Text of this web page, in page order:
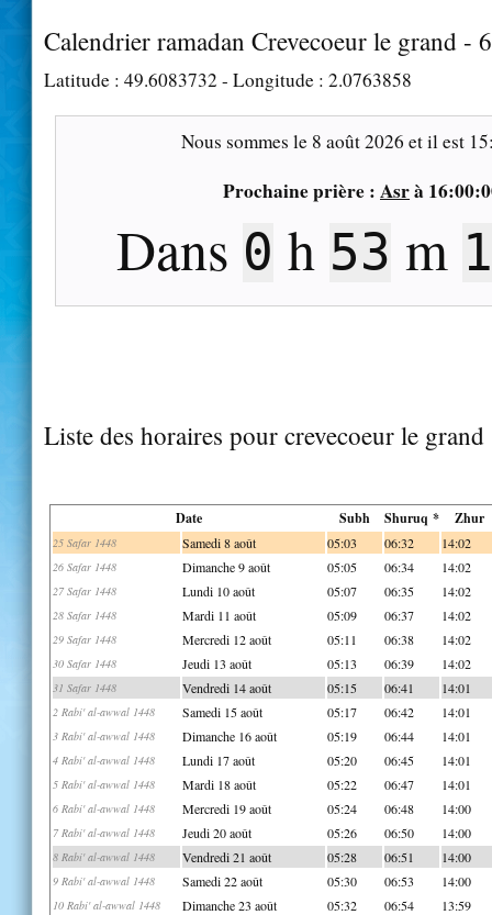
Calendrier ramadan Crevecoeur le grand -
Latitude : 49.6083732 - Longitude : 2.0763858
Nous sommes le 8 août 2026 et il est
Prochaine prière : Asrà
Dans 0 h 53 m
Liste des horaires pour crevecoeur le grand
Date Subh Shuruq * Zhur
25 Safar 1448 Samedi 8 août 05:03 06:32 14:02
26 Safar 1448 Dimanche 9 août 05:05 06:34 14:02
27 Safar 1448 Lundi 10 août 05:07 06:35 14:02
28 Safar 1448 Mardi 11 août 05:09 06:37 14:02
29 Safar 1448 Mercredi 12 août 05:11 06:38 14:02
30 Safar 1448 Jeudi 13 août 05:13 06:39 14:02
31 Safar 1448 Vendredi 14 août 05:15 06:41 14:01
2 Rabi' al-awwal 1448 Samedi 15 août 05:17 06:42 14:01
3 Rabi' al-awwal 1448 Dimanche 16 août 05:19 06:44 14:01
4 Rabi' al-awwal 1448 Lundi 17 août 05:20 06:45 14:01
5 Rabi' al-awwal 1448 Mardi 18 août 05:22 06:47 14:01
6 Rabi' al-awwal 1448 Mercredi 19 août 05:24 06:48 14:00
7 Rabi' al-awwal 1448 Jeudi 20 août 05:26 06:50 14:00
8 Rabi' al-awwal 1448 Vendredi 21 août 05:28 06:51 14:00
9 Rabi' al-awwal 1448 Samedi 22 août 05:30 06:53 14:00
10 Rabi' al-awwal 1448 Dimanche 23 août 05:32 06:54 13:59